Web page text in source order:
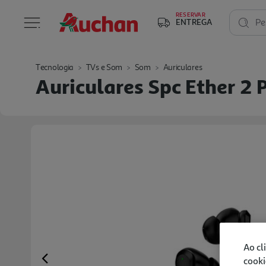
RESERVAR
ENTREGA
Tecnologia TVs e Som Som Auriculares
Auriculares Spc Ether 2
Ao